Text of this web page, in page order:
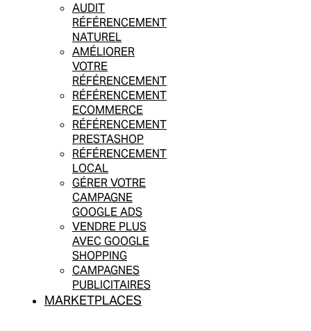
AUDIT
RÉFÉRENCEMENT
NATUREL
AMÉLIORER
VOTRE
RÉFÉRENCEMENT
RÉFÉRENCEMENT
ECOMMERCE
RÉFÉRENCEMENT
PRESTASHOP
RÉFÉRENCEMENT
LOCAL
GÉRER VOTRE
CAMPAGNE
GOOGLE ADS
VENDRE PLUS
AVEC GOOGLE
SHOPPING
CAMPAGNES
PUBLICITAIRES
MARKETPLACES